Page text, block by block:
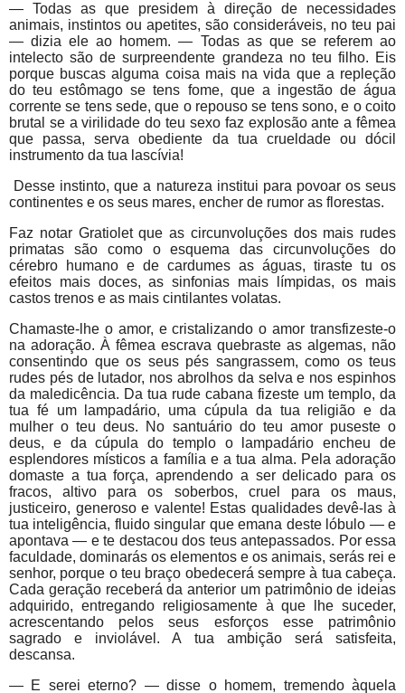
— Todas as que presidem à direção de necessidades
animais, instintos ou apetites, são consideráveis, no teu pai
— dizia ele ao homem. — Todas as que se referem ao
intelecto são de surpreendente grandeza no teu filho. Eis
porque buscas alguma coisa mais na vida que a repleção
do teu estômago se tens fome, que a ingestão de água
corrente se tens sede, que o repouso se tens sono, e o coito
brutal se a virilidade do teu sexo faz explosão ante a fêmea
que passa, serva obediente da tua crueldade ou dócil
instrumento da tua lascívia!
Desse instinto, que a natureza institui para povoar os seus
continentes e os seus mares, encher de rumor as florestas.
Faz notar Gratiolet que as circunvoluções dos mais rudes
primatas são como o esquema das circunvoluções do
cérebro humano e de cardumes as águas, tiraste tu os
efeitos mais doces, as sinfonias mais límpidas, os mais
castos trenos e as mais cintilantes volatas.
Chamaste-lhe o amor, e cristalizando o amor transfizeste-o
na adoração. À fêmea escrava quebraste as algemas, não
consentindo que os seus pés sangrassem, como os teus
rudes pés de lutador, nos abrolhos da selva e nos espinhos
da maledicência. Da tua rude cabana fizeste um templo, da
tua fé um lampadário, uma cúpula da tua religião e da
mulher o teu deus. No santuário do teu amor puseste o
deus, e da cúpula do templo o lampadário encheu de
esplendores místicos a família e a tua alma. Pela adoração
domaste a tua força, aprendendo a ser delicado para os
fracos, altivo para os soberbos, cruel para os maus,
justiceiro, generoso e valente! Estas qualidades devê-las à
tua inteligência, fluido singular que emana deste lóbulo — e
apontava — e te destacou dos teus antepassados. Por essa
faculdade, dominarás os elementos e os animais, serás rei e
senhor, porque o teu braço obedecerá sempre à tua cabeça.
Cada geração receberá da anterior um patrimônio de ideias
adquirido, entregando religiosamente à que lhe suceder,
acrescentando pelos seus esforços esse patrimônio
sagrado e inviolável. A tua ambição será satisfeita,
descansa.
— E serei eterno? — disse o homem, tremendo àquela